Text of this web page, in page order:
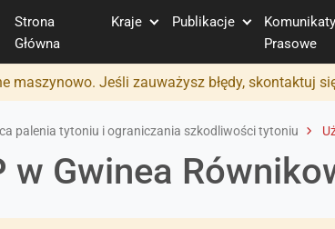
Strona
Główna
Kraje Publikacje
Komunikaty
Prasowe
maszynowo. Jeśli zauważysz błędy, skontaktuj
palenia tytoniu i ograniczania szkodliwości tytoniu
w Gwinea